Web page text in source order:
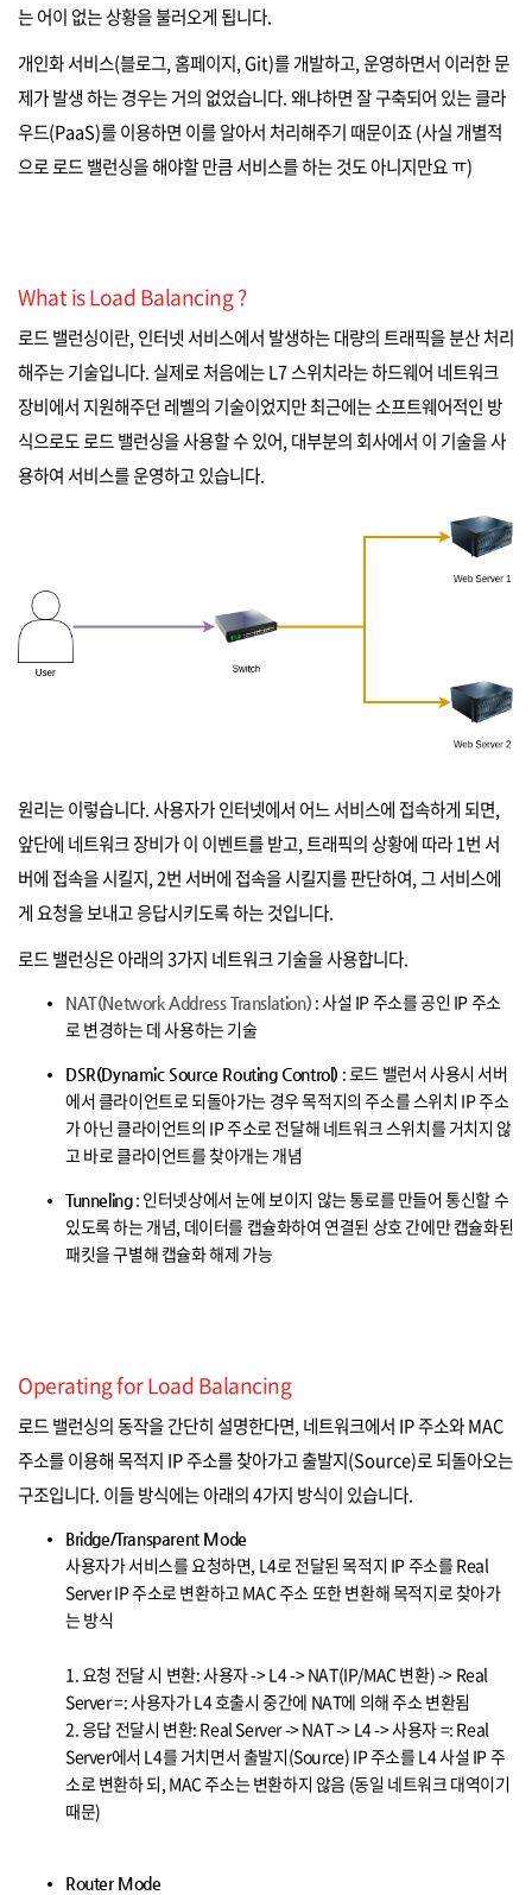
는 어이 없는 상황을 불러오게 됩니다.
개인화 서비스(블로그, 홈페이지, Git)를 개발하고, 운영하면서 이러한 문
제가 발생 하는 경우는 거의 없었습니다. 왜냐하면 잘 구축되어 있는 클라
우드(PaaS)를 이용하면 이를 알아서 처리해주기 때문이죠 (사실 개별적
으로 로드 밸런싱을 해야할 만큼 서비스를 하는 것도 아니지만요 ㅠ)
What is Load Balancing ?
로드 밸런싱이란, 인터넷 서비스에서 발생하는 대량의 트래픽을 분산 처리
해주는 기술입니다. 실제로 처음에는 L7 스위치라는 하드웨어 네트워크
장비에서 지원해주던 레벨의 기술이었지만 최근에는 소프트웨어적인 방
식으로도 로드 밸런싱을 사용할 수 있어, 대부분의 회사에서 이 기술을 사
용하여 서비스를 운영하고 있습니다.
원리는 이렇습니다. 사용자가 인터넷에서 어느 서비스에 접속하게 되면,
앞단에 네트워크 장비가 이 이벤트를 받고, 트래픽의 상황에 따라 1번 서
버에 접속을 시킬지, 2번 서버에 접속을 시킬지를 판단하여, 그 서비스에
게 요청을 보내고 응답시키도록 하는 것입니다.
로드 밸런싱은 아래의 3가지 네트워크 기술을 사용합니다.
NAT(Network Address Translation) : 사설 IP 주소를 공인 IP 주소
로 변경하는 데 사용하는 기술
DSR(Dynamic Source Routing Control) : 로드 밸런서 사용시 서버
에서 클라이언트로 되돌아가는 경우 목적지의 주소를 스위치 IP 주소
가 아닌 클라이언트의 IP 주소로 전달해 네트워크 스위치를 거치지 않
고 바로 클라이언트를 찾아개는 개념
Tunneling: 인터넷상에서 눈에 보이지 않는 통로를 만들어 통신할 수
있도록 하는 개념, 데이터를 캡슐화하여 연결된 상호 간에만 캡슐화된
패킷을 구별해 캡슐화 해제 가능
Operating for Load Balancing
로드 밸런싱의 동작을 간단히 설명한다면, 네트워크에서 IP 주소와 MAC
주소를 이용해 목적지 IP 주소를 찾아가고 출발지(Source)로 되돌아오는
구조입니다. 이들 방식에는 아래의 4가지 방식이 있습니다.
Bridge/Transparent Mode
사용자가 서비스를 요청하면, L4로 전달된 목적지 IP 주소를 Real
Server IP 주소로 변환하고 MAC 주소 또한 변환해 목적지로 찾아가
는 방식
1. 요청 전달 시 변환: 사용자 -> L4 -> NAT(IP/MAC 변환) -> Real
Server =: 사용자가 L4 호출시 중간에 NAT에 의해 주소 변환됨
2. 응답 전달시 변환: Real Server -> NAT -> L4 -> 사용자 =: Real
Server에서 L4를 거치면서 출발지(Source) IP 주소를 L4 사설 IP 주
소로 변환하 되, MAC 주소는 변환하지 않음 (동일 네트워크 대역이기
때문)
Router Mode